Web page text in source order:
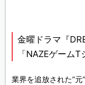
金曜ドラマ『
「NAZEゲーム
業界を追放された”